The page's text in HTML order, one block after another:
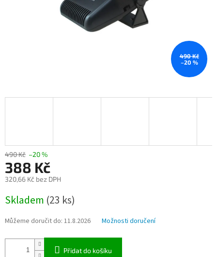
490 Kč
–20 %
490 Kč –20 %
388 Kč
320,66 Kč bez DPH
cena:
Skladem (23 ks)
Můžeme doručit do: 11.8.2026 Možnosti doručení
Přidat do košíku